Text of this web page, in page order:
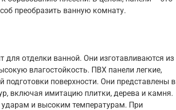
преобразить ванную комнату.
отделки ванной. Они изготавливаются из
влагостойкость. ПВХ панели легкие,
поверхности. Они представлены в
включая имитацию плитки, дерева и камня.
и высоким температурам. При